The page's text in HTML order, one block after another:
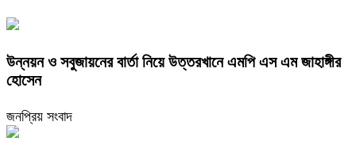
উন্নয়ন ও সবুজায়নের বার্তা নিয়ে উত্তরখানে এমপি এস এম জাহাঙ্গীর
হোসেন
জনপ্রিয় সংবাদ